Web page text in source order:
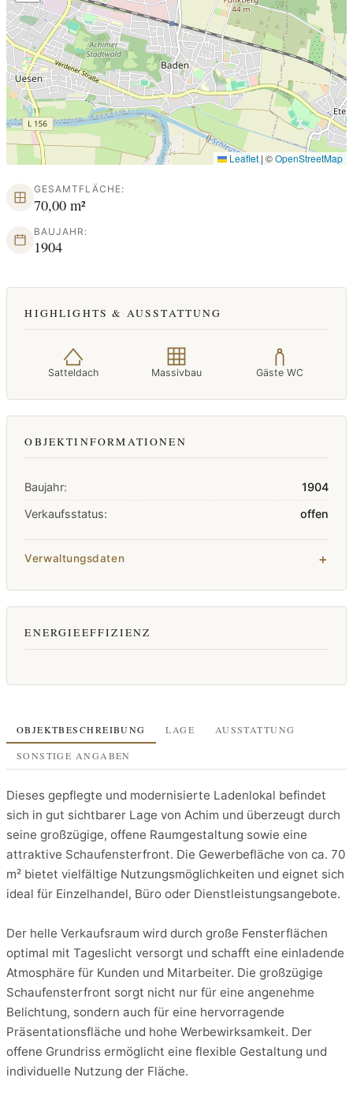
Leaflet | ©OpenStreetMap
GESAMTFLÄCHE:
70,00 m²
BAUJAHR:
1904
HIGHLIGHTS & AUSSTATTUNG
Satteldach Massivbau Gäste WC
OBJEKTINFORMATIONEN
Baujahr: 1904
Verkaufsstatus: offen
Verwaltungsdaten
ENERGIEEFFIZIENZ
OBJEKTBESCHREIBUNG LAGE AUSSTATTUNG
SONSTIGE ANGABEN
Dieses gepflegte und modernisierte Ladenlokal befindet
sich in gut sichtbarer Lage von Achim und überzeugt durch
seine großzügige, offene Raumgestaltung sowie eine
attraktive Schaufensterfront. Die Gewerbefläche von ca. 70
m² bietet vielfältige Nutzungsmöglichkeiten und eignet sich
ideal für Einzelhandel, Büro oder Dienstleistungsangebote.
Der helle Verkaufsraum wird durch große Fensterflächen
optimal mit Tageslicht versorgt und schafft eine einladende
Atmosphäre für Kunden und Mitarbeiter. Die großzügige
Schaufensterfront sorgt nicht nur für eine angenehme
Belichtung, sondern auch für eine hervorragende
Präsentationsfläche und hohe Werbewirksamkeit. Der
offene Grundriss ermöglicht eine flexible Gestaltung und
individuelle Nutzung der Fläche.